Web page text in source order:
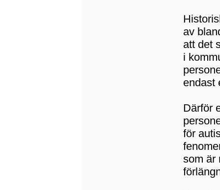
av
att det
i
endast
Därför
för
som är